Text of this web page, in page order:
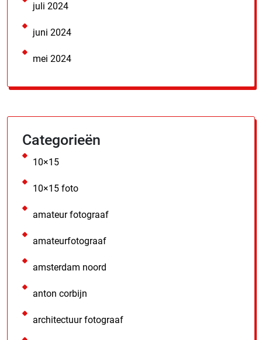
juli 2024
juni 2024
mei 2024
Categorieën
10×15
10×15 foto
amateur fotograaf
amateurfotograaf
amsterdam noord
anton corbijn
architectuur fotograaf